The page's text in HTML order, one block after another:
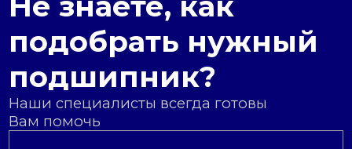
подобрать нужный
подшипник?
Наши специалисты всегда готовы
Вам помочь